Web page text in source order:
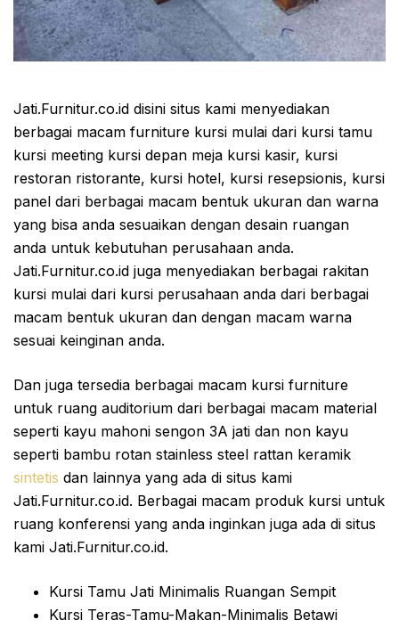
Jati.Furnitur.co.id disini situs kami menyediakan
berbagai macam furniture kursi mulai dari kursi tamu
kursi meeting kursi depan meja kursi kasir, kursi
restoran ristorante, kursi hotel, kursi resepsionis, kursi
panel dari berbagai macam bentuk ukuran dan warna
yang bisa anda sesuaikan dengan desain ruangan
anda untuk kebutuhan perusahaan anda.
Jati.Furnitur.co.id juga menyediakan berbagai rakitan
kursi mulai dari kursi perusahaan anda dari berbagai
macam bentuk ukuran dan dengan macam warna
sesuai keinginan anda.
Dan juga tersedia berbagai macam kursi furniture
untuk ruang auditorium dari berbagai macam material
seperti kayu mahoni sengon 3A jati dan non kayu
seperti bambu rotan stainless steel rattan keramik
sintetis dan lainnya yang ada di situs kami
Jati.Furnitur.co.id. Berbagai macam produk kursi untuk
ruang konferensi yang anda inginkan juga ada di situs
kami Jati.Furnitur.co.id.
Kursi Tamu Jati Minimalis Ruangan Sempit
Kursi Teras-Tamu-Makan-Minimalis Betawi